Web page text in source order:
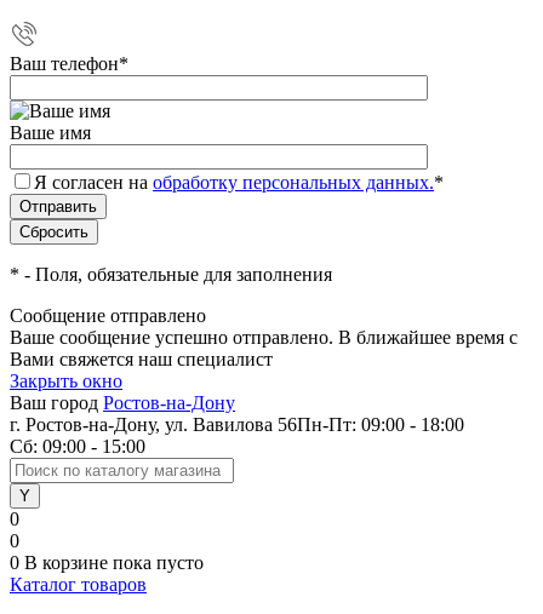
Ваш телефон*
Ваше имя
Я согласен на обработку персональных данных.*
* - Поля, обязательные для заполнения
Сообщение отправлено
Ваше сообщение успешно отправлено. В ближайшее время с
Вами свяжется наш специалист
Закрыть окно
Ваш город Ростов-на-Дону
г. Ростов-на-Дону, ул. Вавилова 56Пн-Пт: 09:00 - 18:00
Сб: 09:00 - 15:00
0
0
0 В корзине пока пусто
Каталог товаров